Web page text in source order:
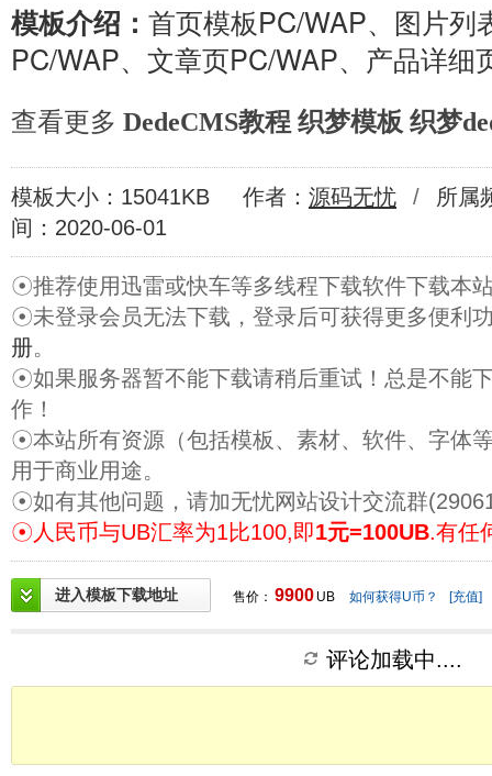
模板介绍： 首页模板PC/WAP、图片列
PC/WAP、文章页PC/WAP、产品详细
查看更多 DedeCMS教程 织梦模板 织梦
模板大小：15041KB 作者： 源码无忧 /
所属
间：2020-06-01
☉推荐使用迅雷或快车等多线程下载软件下载本
☉未登录会员无法下载，登录后可获得更多便利
册。
☉如果服务器暂不能下载请稍后重试！总是不能
作！
☉本站所有资源（包括模板、素材、软件、字体
用于商业用途。
☉如有其他问题，请加无忧网站设计交流群
☉人民币与UB汇率为1比100,即1元=100UB.有任
进入模板下载地址 售价： 9900 UB 如何获得U币？ [充值]
评论加载中....